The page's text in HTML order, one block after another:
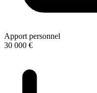
Apport personnel
30 000 €